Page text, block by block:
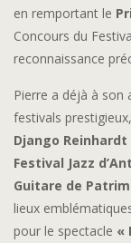
en remportant le
Concours du
reconnaissance
Pierre a déjà à son
festivals
Django
Festival Jazz
Guitare de
lieux
pour le spectacle «